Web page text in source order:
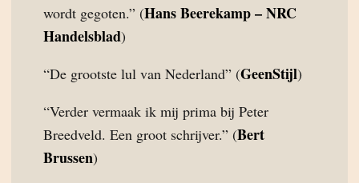
wordt gegoten.” (Hans Beerekamp – NRC
Handelsblad)
“De grootste lul van Nederland” (GeenStijl)
“Verder vermaak ik mij prima bij Peter
Breedveld. Een groot schrijver.” (Bert
Brussen)